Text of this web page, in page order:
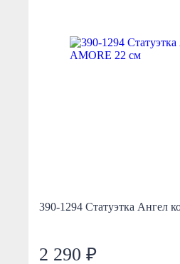
390-1294 Статуэтка Ангел
2 290 ₽